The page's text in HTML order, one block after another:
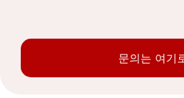
문의는 여기